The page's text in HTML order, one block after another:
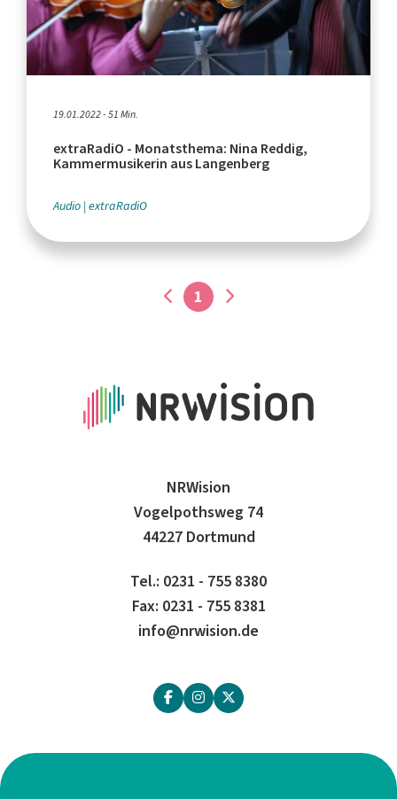
19.01.2022 - 51 Min.
extraRadiO - Monatsthema: Nina Reddig,
Kammermusikerin aus Langenberg
Audio extraRadiO
1
NRWision
Vogelpothsweg 74
44227 Dortmund
Tel.: 0231 - 755 8380
Fax: 0231 - 755 8381
info@nrwision.de